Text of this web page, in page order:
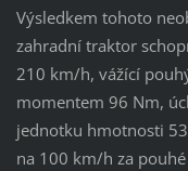
Výsledkem tohoto
zahradní traktor
210 km/h, vážící
momentem 96 Nm,
jednotku hmotnosti
na 100 km/h za